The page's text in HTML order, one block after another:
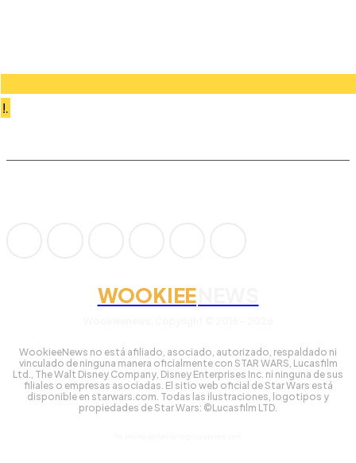
!.
WOOKIEE
WookieeNews no está afiliado, asociado, autorizado, respaldado ni
vinculado de ninguna manera oficialmente con STAR WARS, Lucasfilm
Ltd., The Walt Disney Company, Disney Enterprises Inc. ni ninguna de sus
filiales o empresas asociadas. El sitio web oficial de Star Wars está
disponible en starwars.com. Todas las ilustraciones, logotipos y
propiedades de Star Wars: ©Lucasfilm LTD.